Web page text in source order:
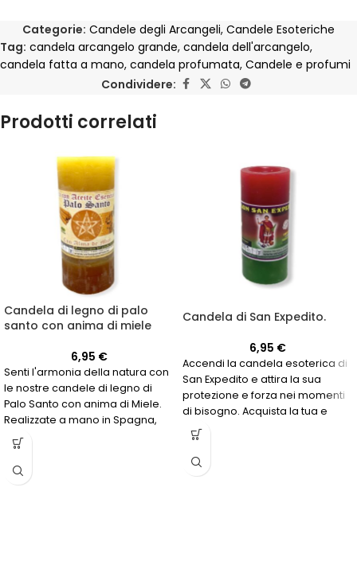
Categorie: Candele degli Arcangeli, Candele Esoteriche
Tag: candela arcangelo grande, candela dell'arcangelo,
candela fatta a mano, candela profumata, Candele e profumi
Condividere:
Prodotti correlati
Candela di legno di palo
santo con anima di miele
6,95 €
Senti l'armonia della natura con
le nostre candele di legno di
Palo Santo con anima di Miele.
Realizzate a mano in Spagna,
con una durata di 60 ore.
Candela di San Expedito.
6,95 €
Accendi la candela esoterica di
San Expedito e attira la sua
protezione e forza nei momenti
di bisogno. Acquista la tua e
scopri di più su questa potente
candela colorata di rosso e
verde!